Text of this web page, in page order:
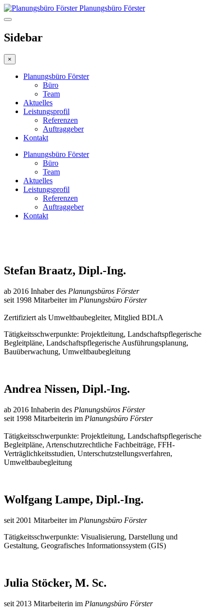
Planungsbüro Förster
Sidebar
×
Planungsbüro Förster
Büro
Team
Aktuelles
Leistungsprofil
Referenzen
Auftraggeber
Kontakt
Planungsbüro Förster
Büro
Team
Aktuelles
Leistungsprofil
Referenzen
Auftraggeber
Kontakt
Stefan Braatz, Dipl.-Ing.
ab 2016 Inhaber des Planungsbüros Förster
seit 1998 Mitarbeiter im Planungsbüro Förster
Zertifiziert als Umweltbaubegleiter, Mitglied BDLA
Tätigkeitsschwerpunkte: Projektleitung, Landschaftspflegerische
Begleitpläne, Landschaftspflegerische Ausführungsplanung,
Bauüberwachung, Umweltbaubegleitung
Andrea Nissen, Dipl.-Ing.
ab 2016 Inhaberin des Planungsbüros Förster
seit 1998 Mitarbeiterin im Planungsbüro Förster
Tätigkeitsschwerpunkte: Projektleitung, Landschaftspflegerische
Begleitpläne, Artenschutzrechtliche Fachbeiträge, FFH-
Verträglichkeitsstudien, Unterschutzstellungsverfahren,
Umweltbaubegleitung
Wolfgang Lampe, Dipl.-Ing.
seit 2001 Mitarbeiter im Planungsbüro Förster
Tätigkeitsschwerpunkte: Visualisierung, Darstellung und
Gestaltung, Geografisches Informationssystem (GIS)
Julia Stöcker, M. Sc.
seit 2013 Mitarbeiterin im Planungsbüro Förster